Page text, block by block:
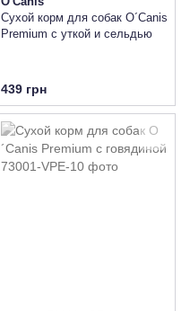
Сухой корм для собак O´Canis
Premium с уткой и сельдью
439 грн